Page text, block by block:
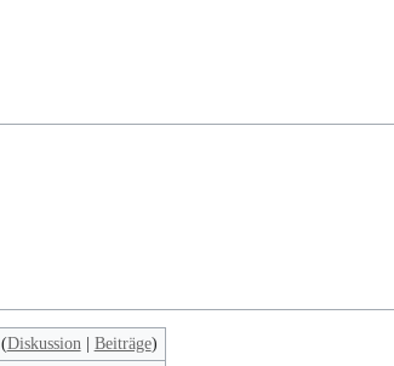
(Diskussion| Beiträge)